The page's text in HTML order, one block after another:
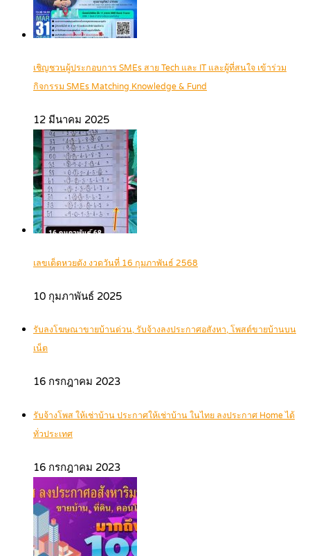
เชิญชวนผู้ประกอบการ SMEs สาย Tech และ IT และผู้ที่สนใจ เข้าร่วม
กิจกรรม SMEs Matching Knowledge & Fund
12 มีนาคม 2025
เลขเด็ดหวยดัง งวดวันที่ 16 กุมภาพันธ์ 2568
10 กุมภาพันธ์ 2025
รับลงโฆษณาขายบ้านด่วน, รับจ้างลงประกาศอสังหา, โพสต์ขายบ้านบน
เน็ต
16 กรกฎาคม 2023
รับจ้างโพส ให้เช่าบ้าน ประกาศให้เช่าบ้าน ในไทย ลงประกาศ Home ได้
ทั่วประเทศ
16 กรกฎาคม 2023